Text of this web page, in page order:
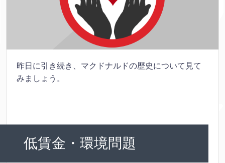
昨日に引き続き、マクドナルドの歴史について見て
みましょう。
低賃金・環境問題